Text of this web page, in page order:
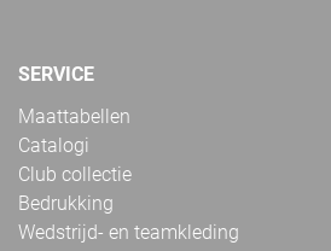
SERVICE
Maattabellen
Catalogi
Club collectie
Bedrukking
Wedstrijd- en teamkleding